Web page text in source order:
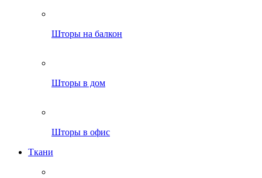
Шторы на балкон
Шторы в дом
Шторы в офис
Ткани